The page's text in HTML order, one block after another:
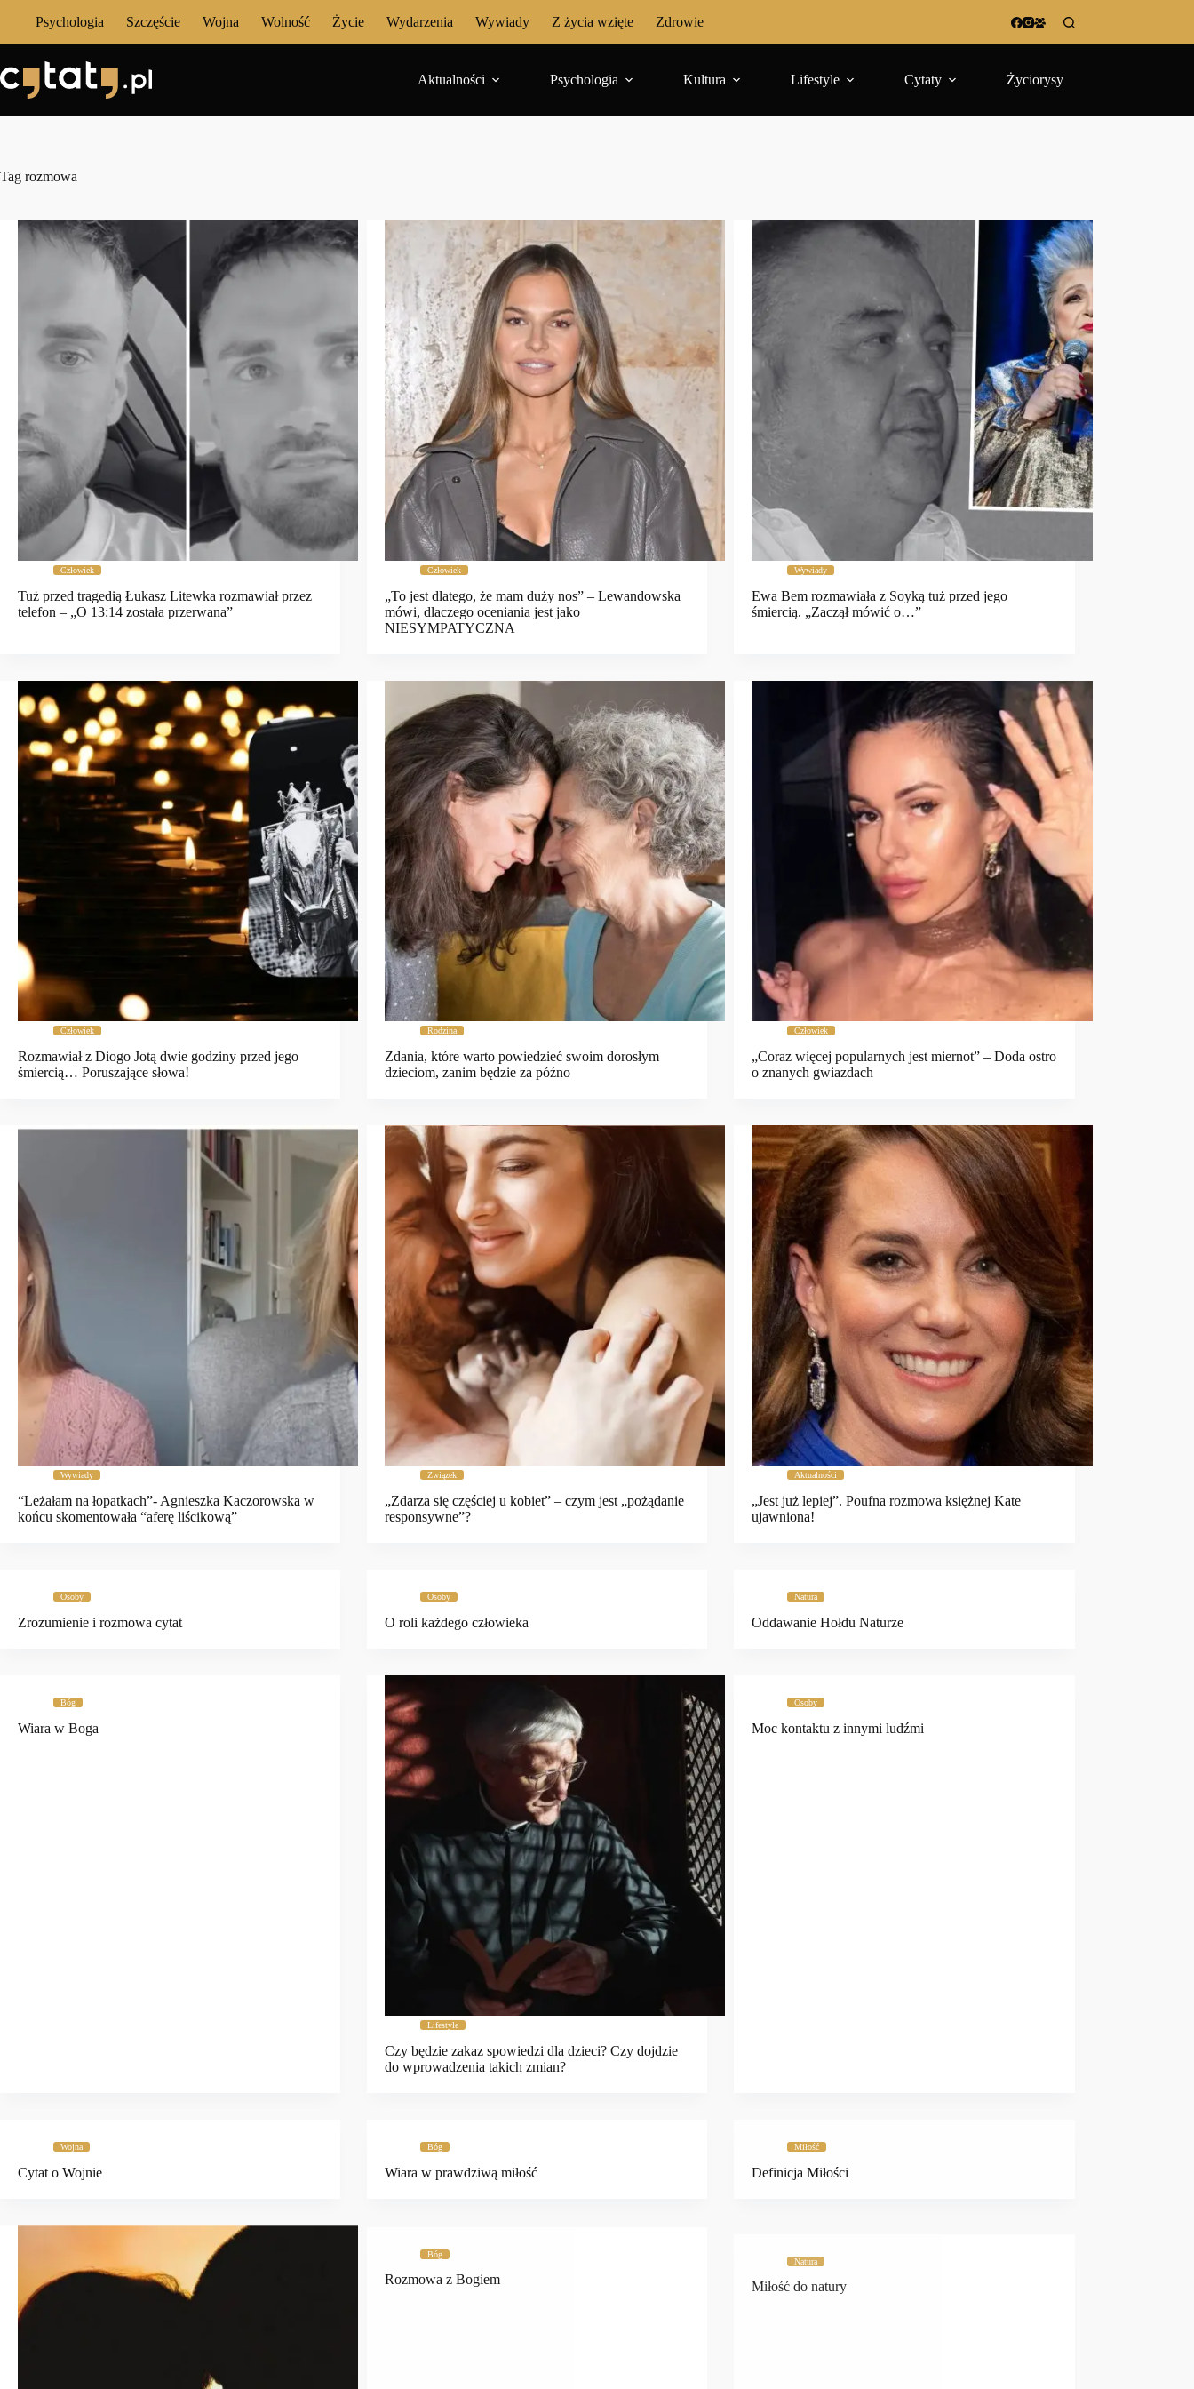
Psychologia Szczęście Wojna Wolność Życie Wydarzenia Wywiady Z życia wzięte Zdrowie
Aktualności Psychologia Kultura Lifestyle Cytaty Życiorysy
Tag rozmowa
Człowiek
Tuż przed tragedią Łukasz Litewka rozmawiał przez
telefon – „O 13:14 została przerwana”
Człowiek
„To jest dlatego, że mam duży nos” – Lewandowska
mówi, dlaczego oceniania jest jako
NIESYMPATYCZNA
Wywiady
Ewa Bem rozmawiała z Soyką tuż przed jego
śmiercią. „Zaczął mówić o…”
Człowiek
Rozmawiał z Diogo Jotą dwie godziny przed jego
śmiercią… Poruszające słowa!
Rodzina
Zdania, które warto powiedzieć swoim dorosłym
dzieciom, zanim będzie za późno
Człowiek
„Coraz więcej popularnych jest miernot” – Doda ostro
o znanych gwiazdach
Wywiady
“Leżałam na łopatkach”- Agnieszka Kaczorowska w
końcu skomentowała “aferę liścikową”
Związek
„Zdarza się częściej u kobiet” – czym jest „pożądanie
responsywne”?
Aktualności
„Jest już lepiej”. Poufna rozmowa księżnej Kate
ujawniona!
Osoby
Zrozumienie i rozmowa cytat
Osoby
O roli każdego człowieka
Natura
Oddawanie Hołdu Naturze
Bóg
Wiara w Boga
Lifestyle
Czy będzie zakaz spowiedzi dla dzieci? Czy dojdzie
do wprowadzenia takich zmian?
Osoby
Moc kontaktu z innymi ludźmi
Wojna
Cytat o Wojnie
Bóg
Wiara w prawdziwą miłość
Miłość
Definicja Miłości
Bóg
Rozmowa z Bogiem Miłość do natury